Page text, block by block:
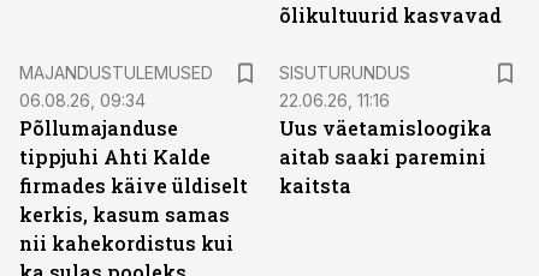
õlikultuurid kasvavad
MAJANDUSTULEMUSED
06.08.26, 09:34
Põllumajanduse
tippjuhi Ahti Kalde
firmades käive üldiselt
kerkis, kasum samas
nii kahekordistus kui
SISUTURUNDUS
22.06.26, 11:16
Uus väetamisloogika
aitab saaki paremini
kaitsta